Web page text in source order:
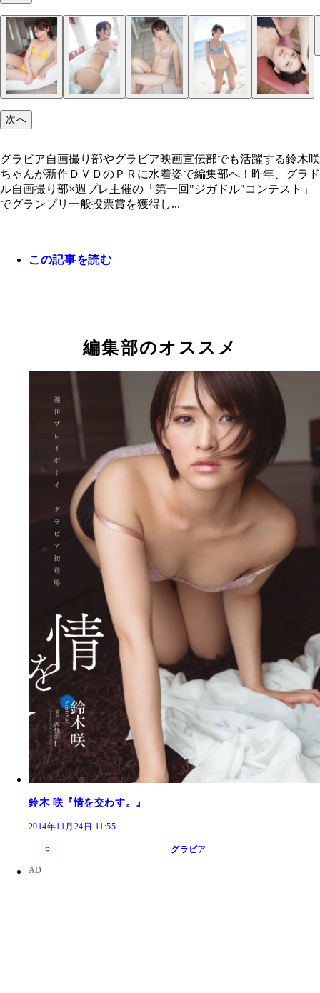
新作ＤＶＤを片手に、水着姿で貝山弘一編集長に
来てくれた鈴木咲ちゃん
キュートでセクシーだが、趣味はサバゲー！
次へ
グラビア自画撮り部やグラビア映画宣伝部でも活躍する鈴木咲
ちゃんが新作ＤＶＤのＰＲに水着姿で編集部へ！昨年、グラド
ル自画撮り部×週プレ主催の「第一回"ジガドル"コンテスト」
でグランプリ一般投票賞を獲得し...
この記事を読む
編集部のオススメ
鈴木 咲『情を交わす。』
2014年11月24日 11:55
グラビア